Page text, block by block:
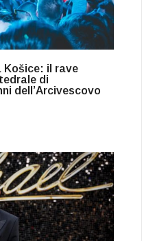
Košice: il rave
di
dell’Arcivescovo